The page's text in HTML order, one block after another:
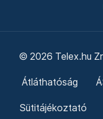
© 2026 Telex.hu
Átláthatóság
Sütitájékoztató